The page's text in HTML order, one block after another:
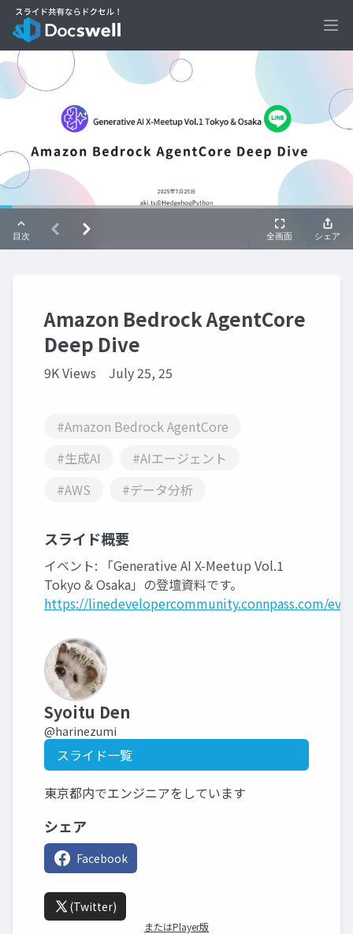
Amazon Bedrock AgentCore
Deep Dive
9K Views July 25, 25
#Amazon Bedrock AgentCore
#生成AI
#AIエージェント
#AWS
#データ分析
スライド概要
イベント: 「Generative AI X-Meetup Vol.1
Tokyo & Osaka」の登壇資料です。
https://linedevelopercommunity.connpass.com/
Syoitu Den
@harinezumi
スライド一覧
東京都内でエンジニアをしています
シェア
Facebook
(Twitter)
またはPlayer版